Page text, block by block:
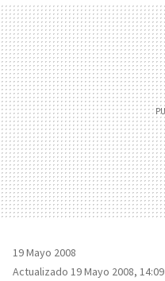
MAIL
19 Mayo 2008
Actualizado 19 Mayo 2008, 14:09